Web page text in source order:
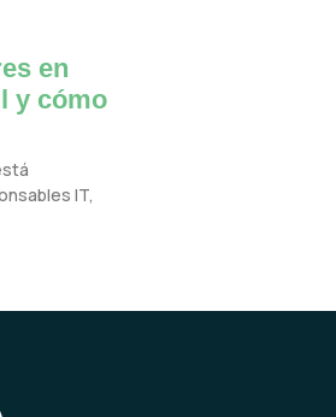
en
y cómo
IT,